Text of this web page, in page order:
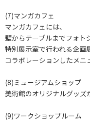
(7)マンガカフェ
マンガカフェには、
壁からテーブルまでフォト
特別展示室で行われる企画
コラボレーションしたメニ
(8)ミュージアムショップ
美術館のオリジナルグッズ
(9)ワークショップルーム